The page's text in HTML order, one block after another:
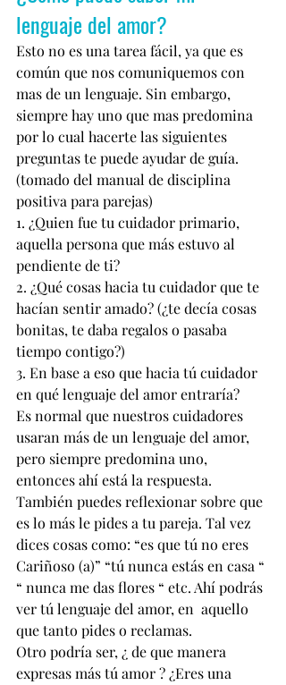
lenguaje del amor?
Esto no es una tarea fácil, ya que es
común que nos comuniquemos con
mas de un lenguaje. Sin embargo,
siempre hay uno que mas predomina
por lo cual hacerte las siguientes
preguntas te puede ayudar de guía.
(tomado del manual de disciplina
positiva para parejas)
1. ¿Quien fue tu cuidador primario,
aquella persona que más estuvo al
pendiente de ti?
2. ¿Qué cosas hacia tu cuidador que te
hacían sentir amado? (¿te decía cosas
bonitas, te daba regalos o pasaba
tiempo contigo?)
3. En base a eso que hacia tú cuidador
en qué lenguaje del amor entraría?
Es normal que nuestros cuidadores
usaran más de un lenguaje del amor,
pero siempre predomina uno,
entonces ahí está la respuesta.
También puedes reflexionar sobre que
es lo más le pides a tu pareja. Tal vez
dices cosas como: “es que tú no eres
Cariñoso (a)” “tú nunca estás en casa “
“ nunca me das flores “ etc. Ahí podrás
ver tú lenguaje del amor, en  aquello
que tanto pides o reclamas.
Otro podría ser, ¿ de que manera
expresas más tú amor ? ¿Eres una